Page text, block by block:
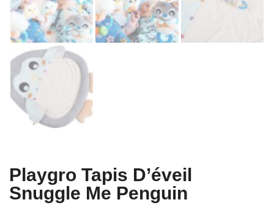
Playgro Tapis D’éveil
Snuggle Me Penguin